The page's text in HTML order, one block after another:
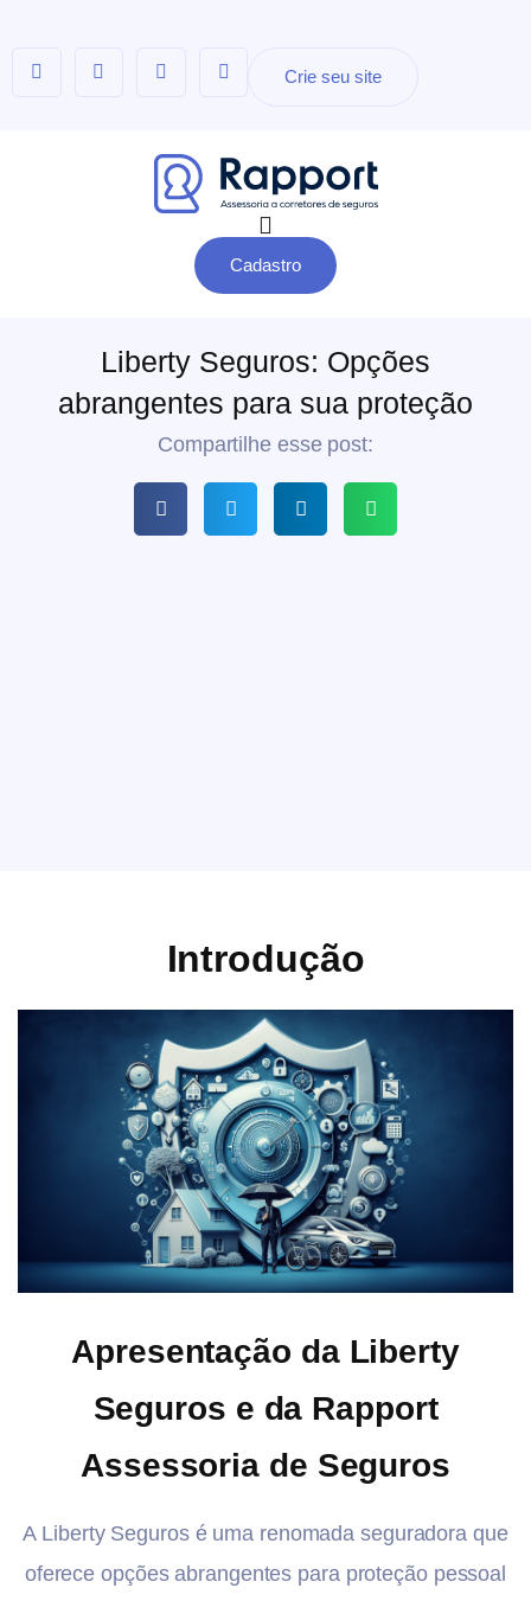
Crie seu site
Cadastro
Liberty Seguros: Opções
abrangentes para sua proteção
Compartilhe esse post:
Introdução
Apresentação da Liberty
Seguros e da Rapport
Assessoria de Seguros
A Liberty Seguros é uma renomada seguradora que
oferece opções abrangentes para proteção pessoal